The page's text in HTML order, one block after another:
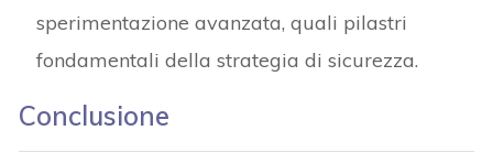
sperimentazione avanzata, quali pilastri
fondamentali della strategia di sicurezza.
Conclusione